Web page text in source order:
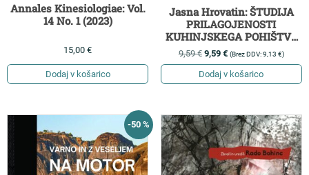
Annales Kinesiologiae: Vol.
14 No. 1 (2023)
15,00€
Dodaj v košarico
Jasna Hrovatin: ŠTUDIJA
PRILAGOJENOSTI
KUHINJSKEGA POHIŠTVA
POTREBAM STAREJŠIH
OSEB
9,59€ 9,59 € (Brez DDV:9,13 €)
Dodaj v košarico
-50 %